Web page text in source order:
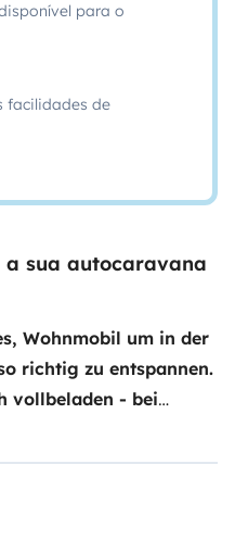
para o
facilidades de
sua autocaravana
Wohnmobil um in der
richtig zu entspannen.
vollbeladen - bei
großes Hubbett,
eingerichtet.